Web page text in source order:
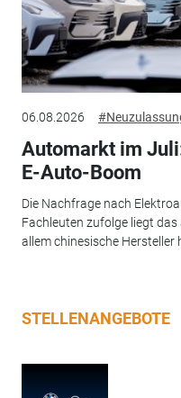
06.08.2026
Automarkt im
E-Auto-Boom
Die Nachfrage nach
Fachleuten zufolge liegt
allem chinesische Hersteller
STELLENANGEBOTE